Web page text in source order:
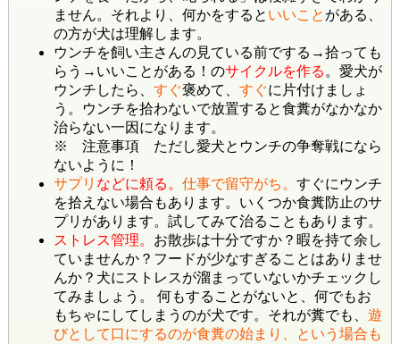
ません。それより、何かをすると いいこと がある、
の方が犬は理解します。
ウンチを飼い主さんの見ている前でする→拾っても
らう→いいことがある！のサイクルを作る 。愛犬が
ウンチしたら、 すぐ褒めて、 すぐに片付けましょ
う。ウンチを拾わないで放置すると食糞がなかなか
治らない一因になります。
※ 注意事項 ただし愛犬とウンチの争奪戦になら
ないように！
サプリ などに頼る。 仕事で留守がち。 すぐにウンチ
を拾えない場合もあります。いくつか食糞防止のサ
プリがあります。試してみて治ることもあります。
ストレス管理。 お散歩は十分ですか？暇を持て余し
ていませんか？フードが少なすぎることはありませ
んか？犬にストレスが溜まっていないかチェックし
てみましょう。 何もすることがないと、何でもお
もちゃにしてしまうのが犬です。それが糞でも、 遊
びとして口にするのが食糞の始まり、という場合も